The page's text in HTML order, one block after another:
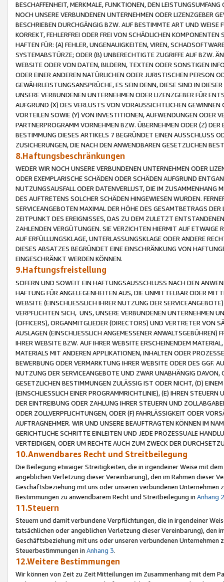
BESCHAFFENHEIT, MERKMALE, FUNKTIONEN, DEN
NOCH UNSERE VERBUNDENEN UNTERNEHMEN ODER LIZENZGEBER
BESCHRIEBEN DURCHGÄNGIG BZW. AUF BESTIMMTE ART UND
KORREKT, FEHLERFREI ODER FREI VON SCHÄDLICHEN
HAFTEN FÜR: (A) FEHLER, UNGENAUIGKEITEN, VIREN,
SYSTEMABSTÜRZE; ODER (B) UNBERECHTIGTE ZUGRIFFE AUF BZW.
WEBSITE ODER VON DATEN, BILDERN, TEXTEN ODER SONSTIGEN
ODER EINER ANDEREN NATÜRLICHEN ODER JURISTISCHEN PERSON
GEWÄHRLEISTUNGSANSPRÜCHE, ES SEIN DENN, DIESE SIND IN
UNSERE VERBUNDENEN UNTERNEHMEN ODER LIZENZGEBER FÜR
AUFGRUND (X) DES VERLUSTS VON VORAUSSICHTLICHEN
VORTEILEN SOWIE (Y) VON INVESTITIONEN, AUFWENDUNGEN ODER
PARTNERPROGRAMM VORNEHMEN BZW. ÜBERNEHMEN ODER (Z)
BESTIMMUNG DIESES ARTIKELS 7 BEGRÜNDET EINEN AUSSCHLUSS
ZUSICHERUNGEN, DIE NACH DEN ANWENDBAREN GESETZLICHEN
8.Haftungsbeschränkungen
WEDER WIR NOCH UNSERE VERBUNDENEN UNTERNEHMEN ODER
ODER EXEMPLARISCHE SCHÄDEN ODER SCHÄDEN AUFGRUND
NUTZUNGSAUSFALL ODER DATENVERLUST, DIE IM ZUSAMMENHANG
DES AUFTRETENS SOLCHER SCHÄDEN HINGEWIESEN WURDEN.
SERVICEANGEBOTEN MAXIMAL DER HÖHE DES GESAMTBETRAGS
ZEITPUNKT DES EREIGNISSES, DAS ZU DEM ZULETZT
ZAHLENDEN VERGÜTUNGEN. SIE VERZICHTEN HIERMIT AUF
AUF ERFÜLLUNGSKLAGE, UNTERLASSUNGSKLAGE ODER ANDERE
DIESES ABSATZES BEGRÜNDET EINE EINSCHRÄNKUNG VON
EINGESCHRÄNKT WERDEN KÖNNEN.
9.Haftungsfreistellung
SOFERN UND SOWEIT EIN HAFTUNGSAUSSCHLUSS NACH DEN
HAFTUNG FÜR ANGELEGENHEITEN AUS, DIE UNMITTELBAR ODER
WEBSITE (EINSCHLIESSLICH IHRER NUTZUNG DER
VERPFLICHTEN SICH, UNS, UNSERE VERBUNDENEN UNTERNEHMEN
(OFFICERS), ORGANMITGLIEDER (DIRECTORS) UND VERTRETER VON
AUSLAGEN (EINSCHLIESSLICH ANGEMESSENER
IHRER WEBSITE BZW. AUF IHRER WEBSITE ERSCHEINENDEM
MATERIALS MIT ANDEREN APPLIKATIONEN, INHALTEN ODER
BEWERBUNG ODER VERMARKTUNG IHRER WEBSITE ODER DES GGF.
NUTZUNG DER SERVICEANGEBOTE UND ZWAR UNABHÄNGIG
GESETZLICHEN BESTIMMUNGEN ZULÄSSIG IST ODER NICHT, (D)
(EINSCHLIESSLICH EINER PROGRAMMRICHTLINIE), (E) IHREN
DER EINTREIBUNG ODER ZAHLUNG IHRER STEUERN UND
ODER ZOLLVERPFLICHTUNGEN, ODER (F) FAHRLÄSSIGKEIT ODER
AUFTRAGNEHMER. WIR UND UNSERE BEAUFTRAGTEN KÖNNEN IM
GERICHTLICHE SCHRITTE EINLEITEN UND JEDE PROZESSUALE
VERTEIDIGEN, ODER UM RECHTE AUCH ZUM ZWECK DER
10.Anwendbares Recht und Streitbeilegung
Die Beilegung etwaiger Streitigkeiten, die in irgendeiner Weise mit
angeblichen Verletzung dieser Vereinbarung), den im Rahmen dieser
Geschäftsbeziehung mit uns oder unseren verbundenen
Bestimmungen zu anwendbarem Recht und Streitbeilegung in Anhang 2
11.Steuern
Steuern und damit verbundene Verpflichtungen, die in irgendeiner
tatsächlichen oder angeblichen Verletzung dieser Vereinbarung), den
Geschäftsbeziehung mit uns oder unseren verbundenen
Steuerbestimmungen in Anhang 3.
12.Weitere Bestimmungen
Wir können von Zeit zu Zeit Mitteilungen im Zusammenhang mit dem